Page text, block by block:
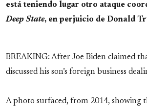
está teniendo lugar otro ataque
Deep State, en perjuicio de Donald
BREAKING: After Joe Biden claimed
discussed his son’s foreign business
A photo surfaced, from 2014, showing